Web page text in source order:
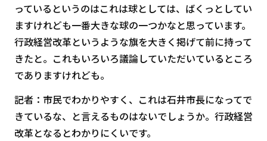
っているというのはこれは球としては、ばくっとしてい
ますけれども一番大きな球の一つかなと思っています。
行政経営改革というような旗を大きく掲げて前に持って
きたと。これもいろいろ議論していただいているところ
でありますけれども。
記者：市民でわかりやすく、これは石井市長になってで
きているな、と言えるものはないでしょうか。行政経営
改革となるとわかりにくいです。